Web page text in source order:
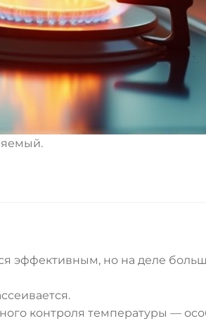
эффективным, но на деле
контроля температуры —